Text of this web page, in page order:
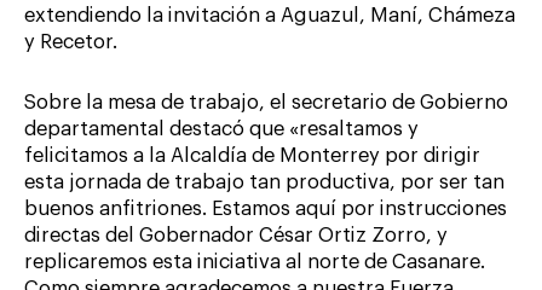
extendiendo la invitación a Aguazul, Maní, Chámeza
y Recetor.
Sobre la mesa de trabajo, el secretario de Gobierno
departamental destacó que «resaltamos y
felicitamos a la Alcaldía de Monterrey por dirigir
esta jornada de trabajo tan productiva, por ser tan
buenos anfitriones. Estamos aquí por instrucciones
directas del Gobernador César Ortiz Zorro, y
replicaremos esta iniciativa al norte de Casanare.